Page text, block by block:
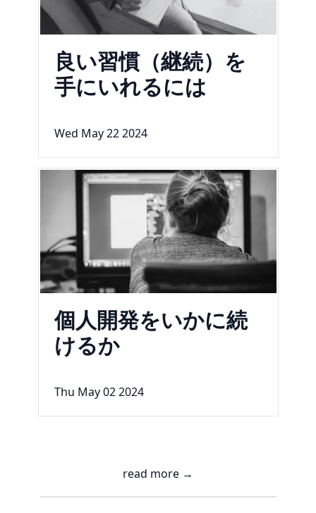
良い習慣（継続）を
手にいれるには
Wed May 22 2024
個人開発をいかに続
けるか
Thu May 02 2024
read more →